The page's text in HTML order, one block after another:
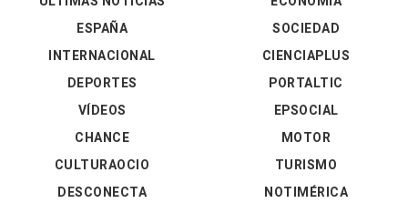
ESPAÑA
INTERNACIONAL
DEPORTES
VÍDEOS
SOCIEDAD
CIENCIAPLUS
PORTALTIC
EPSOCIAL
CHANCE
CULTURAOCIO
DESCONECTA
MOTOR
TURISMO
NOTIMÉRICA